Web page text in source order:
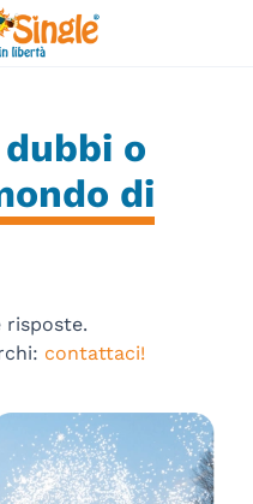
o
di
contattaci!